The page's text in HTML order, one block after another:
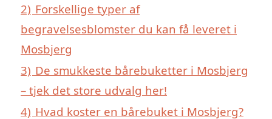
2) Forskellige typer af
begravelsesblomster du kan få leveret i
Mosbjerg
3) De smukkeste bårebuketter i Mosbjerg
– tjek det store udvalg her!
4) Hvad koster en bårebuket i Mosbjerg?